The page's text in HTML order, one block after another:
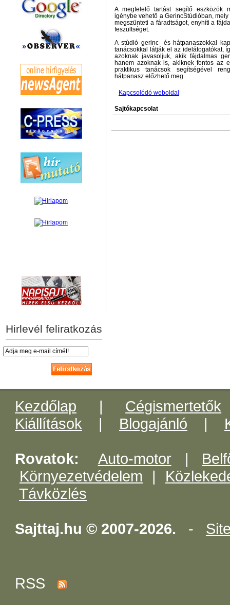
Hirlevél feliratkozás
A megfelelő tartást segítő eszközök
igénybe vehető a GerincStúdióban,
megszünteti a fáradtságot, enyhíti a
feszültséget.
A stúdió gerinc- és hátpanaszokkal
tanácsokkal látják el az idelátogatókat,
azoknak javasoljuk, akik fájdalmas
hanem azoknak is, akiknek fontos az
praktikus tanácsok segítségével
hátpanasz előzhető meg.
Kapcsolódó weboldal
Sajtókapcsolat
Kezdőlap | Cégismertetők
Kiállítások | Blogajánló |
Rovatok: Auto-motor|
Környezetvédelem |
Távközlés
Sajttaj.hu © 2007-2026. -
RSS